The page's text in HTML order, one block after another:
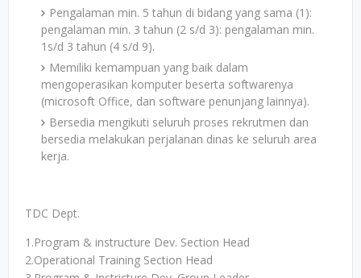
Pengalaman min. 5 tahun di bidang yang sama (1):
pengalaman min. 3 tahun (2 s/d 3): pengalaman min.
1s/d 3 tahun (4 s/d 9).
Memiliki kemampuan yang baik dalam
mengoperasikan komputer beserta softwarenya
(microsoft Office, dan software penunjang lainnya).
Bersedia mengikuti seluruh proses rekrutmen dan
bersedia melakukan perjalanan dinas ke seluruh area
kerja.
TDC Dept.
1.Program & instructure Dev. Section Head
2.Operational Training Section Head